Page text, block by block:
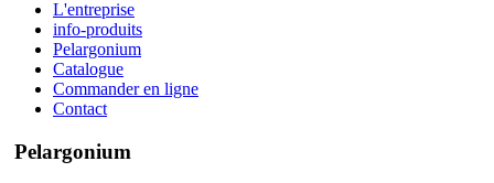
L'entreprise
info-produits
Pelargonium
Catalogue
Commander en ligne
Contact
Pelargonium